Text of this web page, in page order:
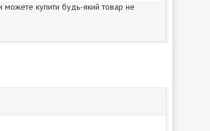
можете купити будь-який товар не